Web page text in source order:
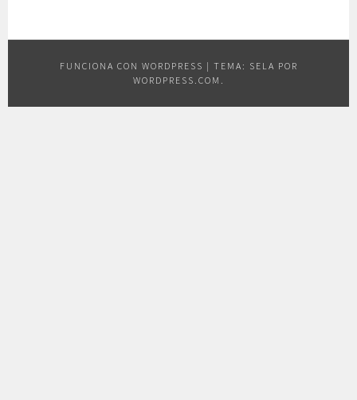
FUNCIONA CON WORDPRESS | TEMA: SELA POR
WORDPRESS.COM .